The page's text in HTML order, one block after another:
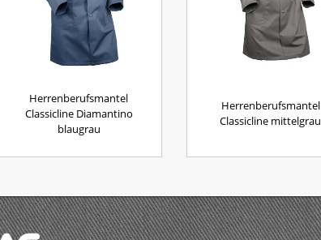
Herrenberufsmantel
Classicline Diamantino
blaugrau
Herrenberufsmantel
Classicline mittelgrau